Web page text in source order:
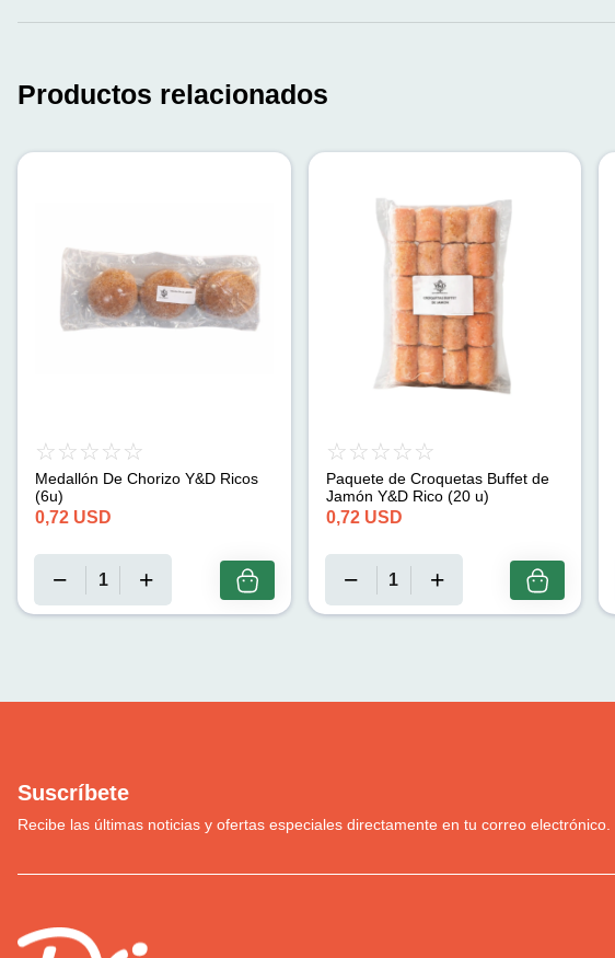
Productos relacionados
Medallón De Chorizo Y&D Ricos
(6u)
0,72 USD
Paquete de Croquetas Buffet de
Jamón Y&D Rico (20 u)
0,72 USD
Suscríbete
Recibe las últimas noticias y ofertas especiales directamente en tu correo electrónico.